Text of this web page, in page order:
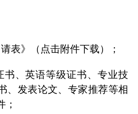
表》（点击附件下载）；
书、英语等级证书、专业技
、发表论文、专家推荐等相
；